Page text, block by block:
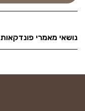
נושאי מאמרי פונדקאות